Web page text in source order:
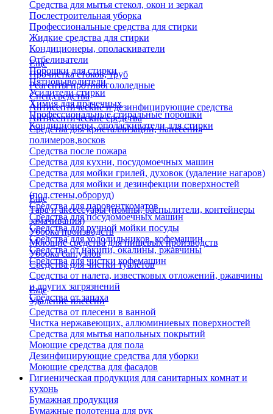
Средства для мытья стекол, окон и зеркал
Послестроительная уборка
Профессиональные средства для стирки
Жидкие средства для стирки
Кондиционеры, ополаскиватели
Отбеливатели
Порошки для стирки
Пятновыводители
Усилители стирки
Химия для прачечных
Профессиональные стиральные порошки
Кондиционеры, ополаскиватели для стирки
Еще
Прочистка стоков, труб
Реагенты противогололедные
Спец.средства
Антисептические и дезинфицирующие средства
Антисептические средства
Средства для кристаллизации, нанесения
полимеров,восков
Средства после пожара
Средства для кухни, посудомоечных машин
Средства для мойки грилей, духовок (удаление нагаров)
Средства для мойки и дезинфекции поверхностей
(пол,стены,оброруд)
Средства для паровенткоматов
Средства для посудомоечных машин
Средства для ручной мойки посуды
Средства для холодильников, кофемашин
Средства от накипи, окалины, ржавчины
Средства для чистки кофемашин
Еще
Тара и аксессуары (помпы, распылители, контейнеры
замачивания)
Уборка производств
Моющие средства для пищевых производств
Уборка сан.узлов
Средства для чистки туалетов
Средства от налета, известковых отложений, ржавчины
и других загрязнений
Средства от запаха
Еще
Удаление плесени
Средства от плесени в ванной
Чистка нержавеющих, аллюминиевых поверхностей
Средства для мытья напольных покрытий
Моющие средства для пола
Дезинфицирующие средства для уборки
Моющие средства для фасадов
Гигиеническая продукция для санитарных комнат и
кухонь
Бумажная продукция
Бумажные полотенца для рук